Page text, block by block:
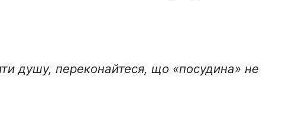
душу, переконайтеся, що «посудина» не